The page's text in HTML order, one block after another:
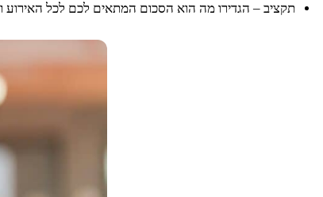
תקציב – הגדירו מה הוא הסכום המתאים לכם לכל האירוע